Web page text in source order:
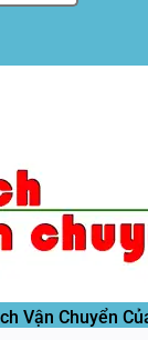
Vận Chuyển